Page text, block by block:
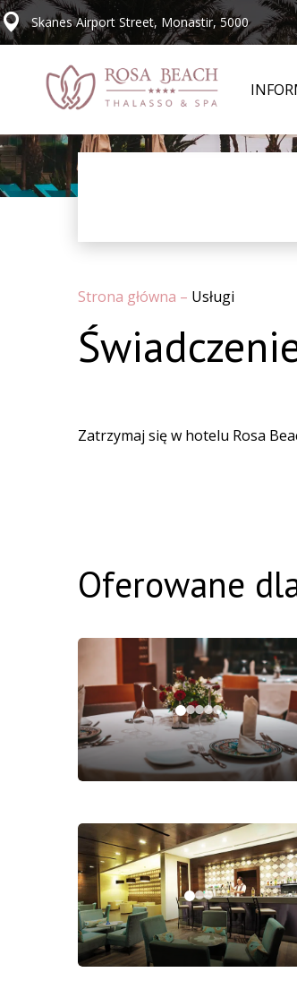
Skanes Airport Street, Monastir, 5000
Strona główna – Usługi
Zatrzymaj się w hotelu Rosa
Oferowane